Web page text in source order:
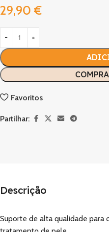
29,90 €
Favoritos
Partilhar:
Descrição
Suporte de alta qualidade para